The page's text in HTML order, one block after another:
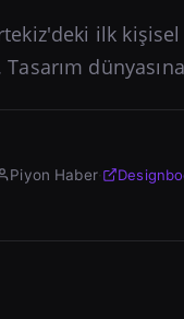
ilk
Piyon Haber·